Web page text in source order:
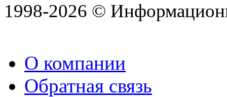
1998-2026 ©
О компании
Обратная связь